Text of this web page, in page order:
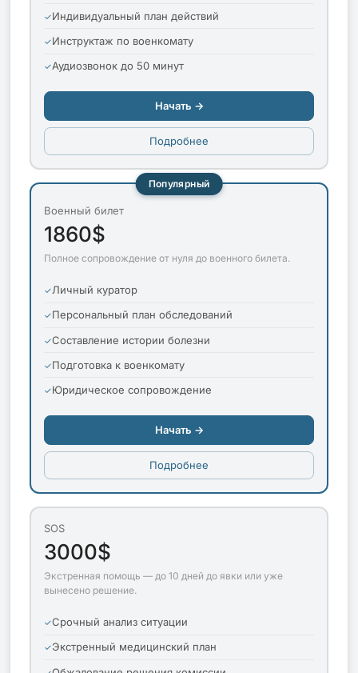
Индивидуальный план действий
Инструктаж по военкомату
Аудиозвонок до 50 минут
Начать →
Подробнее
Популярный
Военный билет
1860$
Полное сопровождение от нуля до военного билета.
Личный куратор
Персональный план обследований
Составление истории болезни
Подготовка к военкомату
Юридическое сопровождение
Начать →
Подробнее
SOS
3000$
Экстренная помощь — до 10 дней до явки или уже
вынесено решение.
Срочный анализ ситуации
Экстренный медицинский план